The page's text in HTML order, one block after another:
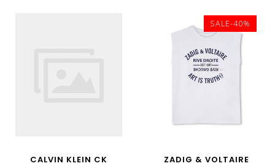
CALVIN KLEIN CK
SALE-40%
ZADIG & VOLTAIRE